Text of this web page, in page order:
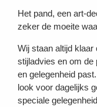
Het pand, een art-
zeker de moeite
Wij staan altijd klaar
stijladvies en om de
en gelegenheid
look voor dagelijks
speciale